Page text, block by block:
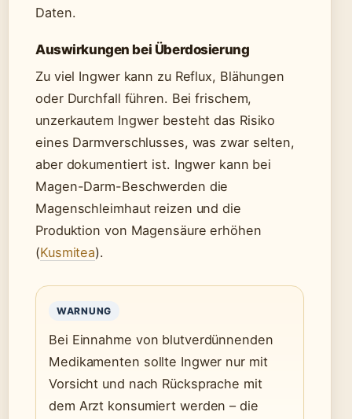
Daten.
Auswirkungen bei Überdosierung
Zu viel Ingwer kann zu Reflux, Blähungen
oder Durchfall führen. Bei frischem,
unzerkautem Ingwer besteht das Risiko
eines Darmverschlusses, was zwar selten,
aber dokumentiert ist. Ingwer kann bei
Magen-Darm-Beschwerden die
Magenschleimhaut reizen und die
Produktion von Magensäure erhöhen
(Kusmitea).
WARNUNG
Bei Einnahme von blutverdünnenden
Medikamenten sollte Ingwer nur mit
Vorsicht und nach Rücksprache mit
dem Arzt konsumiert werden – die